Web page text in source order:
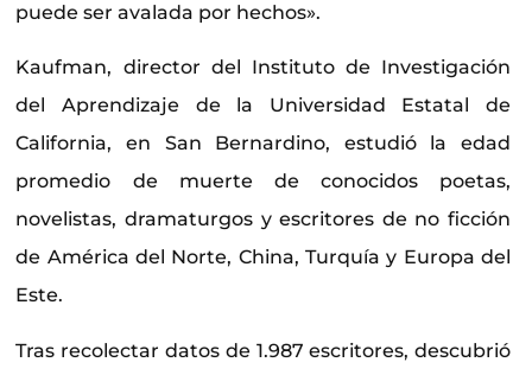
puede ser avalada por hechos».
Kaufman, director del Instituto de Investigación
del Aprendizaje de la Universidad Estatal de
California, en San Bernardino, estudió la edad
promedio de muerte de conocidos poetas,
novelistas, dramaturgos y escritores de no ficción
de América del Norte, China, Turquía y Europa del
Este.
Tras recolectar datos de 1.987 escritores, descubrió